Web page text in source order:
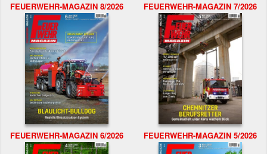
FEUERWEHR-MAGAZIN 8/2026 FEUERWEHR-MAGAZIN 7/2026
FEUERWEHR-MAGAZIN 6/2026 FEUERWEHR-MAGAZIN 5/2026